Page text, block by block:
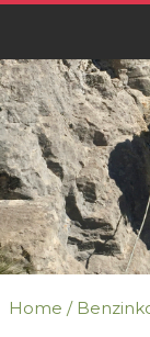
Home /